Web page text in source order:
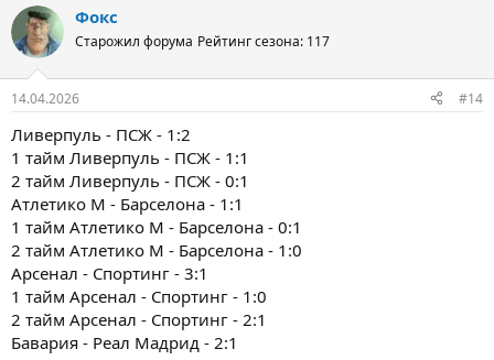
Фокс
Старожил форума Рейтинг сезона: 117
14.04.2026 #14
Ливерпуль - ПСЖ - 1:2
1 тайм Ливерпуль - ПСЖ - 1:1
2 тайм Ливерпуль - ПСЖ - 0:1
Атлетико М - Барселона - 1:1
1 тайм Атлетико М - Барселона - 0:1
2 тайм Атлетико М - Барселона - 1:0
Арсенал - Спортинг - 3:1
1 тайм Арсенал - Спортинг - 1:0
2 тайм Арсенал - Спортинг - 2:1
Бавария - Реал Мадрид - 2:1